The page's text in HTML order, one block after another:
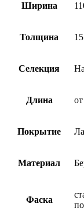
Ширина
Толщина
Селекция
Длина
Покрытие
Материал
Фаска